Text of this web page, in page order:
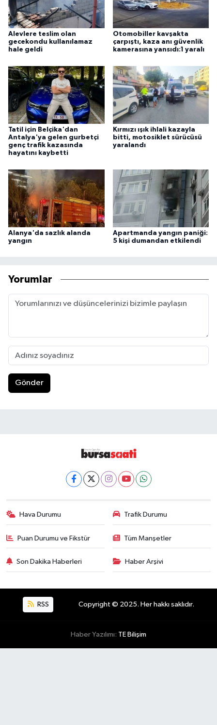
Alevlere teslim olan
gecekondu kullanılamaz
hale geldi
Otomobiller kavşakta
çarpıştı, kaza anı güvenlik
kamerasına yansıdı:1 yaralı
Tatil için Belçika'dan
Antalya'ya gelen gurbetçi
genç trafik kazasında
hayatını kaybetti
Kırmızı ışık ihlali kazayla
bitti, motosiklet sürücüsü
yaralandı
Alanya'da sazlık alanda
yangın
Apartmanda yangın paniği:
5 kişi dumandan etkilendi
Yorumlar
Gönder
Hava Durumu Trafik Durumu
Puan Durumu ve Fikstür Tüm Manşetler
Son Dakika Haberleri Haber Arşivi
RSS Copyright © 2025. Her hakkı saklıdır.
Haber Yazılımı: TE Bilişim